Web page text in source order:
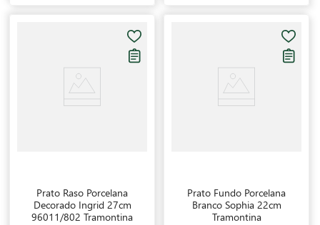
Prato Raso Porcelana
Decorado Ingrid 27cm
96011/802 Tramontina
Prato Fundo Porcelana
Branco Sophia 22cm
Tramontina